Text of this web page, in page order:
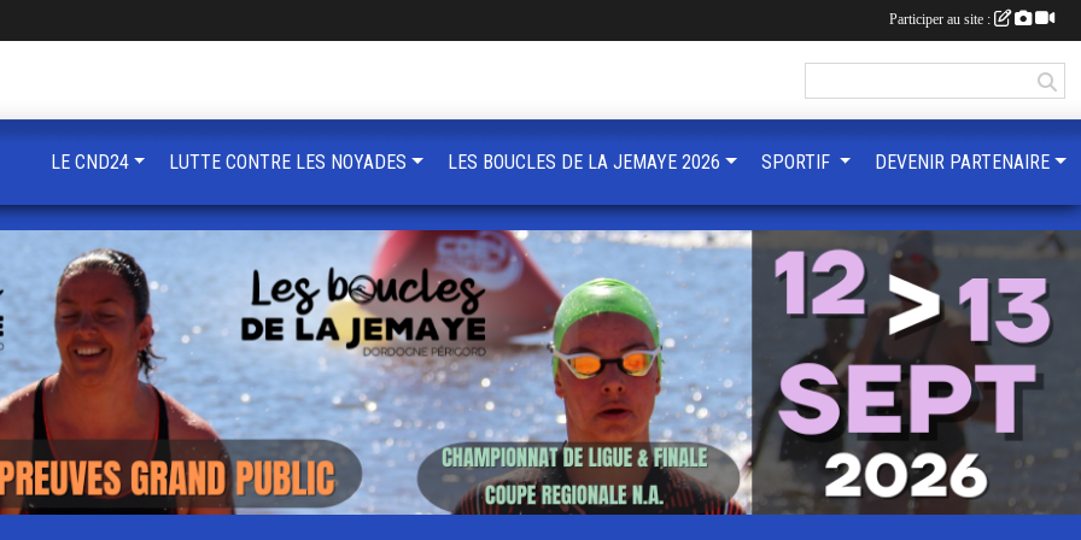
LE CND24 LUTTE CONTRE LES NOYADES LES BOUCLES DE LA JEMAYE 2026 SPORTIF DEVENIR PARTENAIRE
Participer au site :